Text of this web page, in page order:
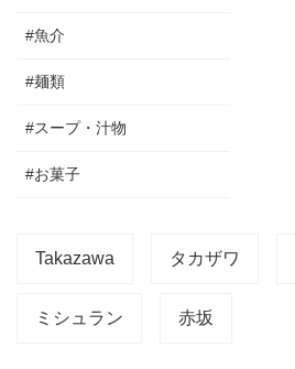
#魚介
#麺類
#スープ・汁物
#お菓子
Takazawa タカザワ
ミシュラン 赤坂